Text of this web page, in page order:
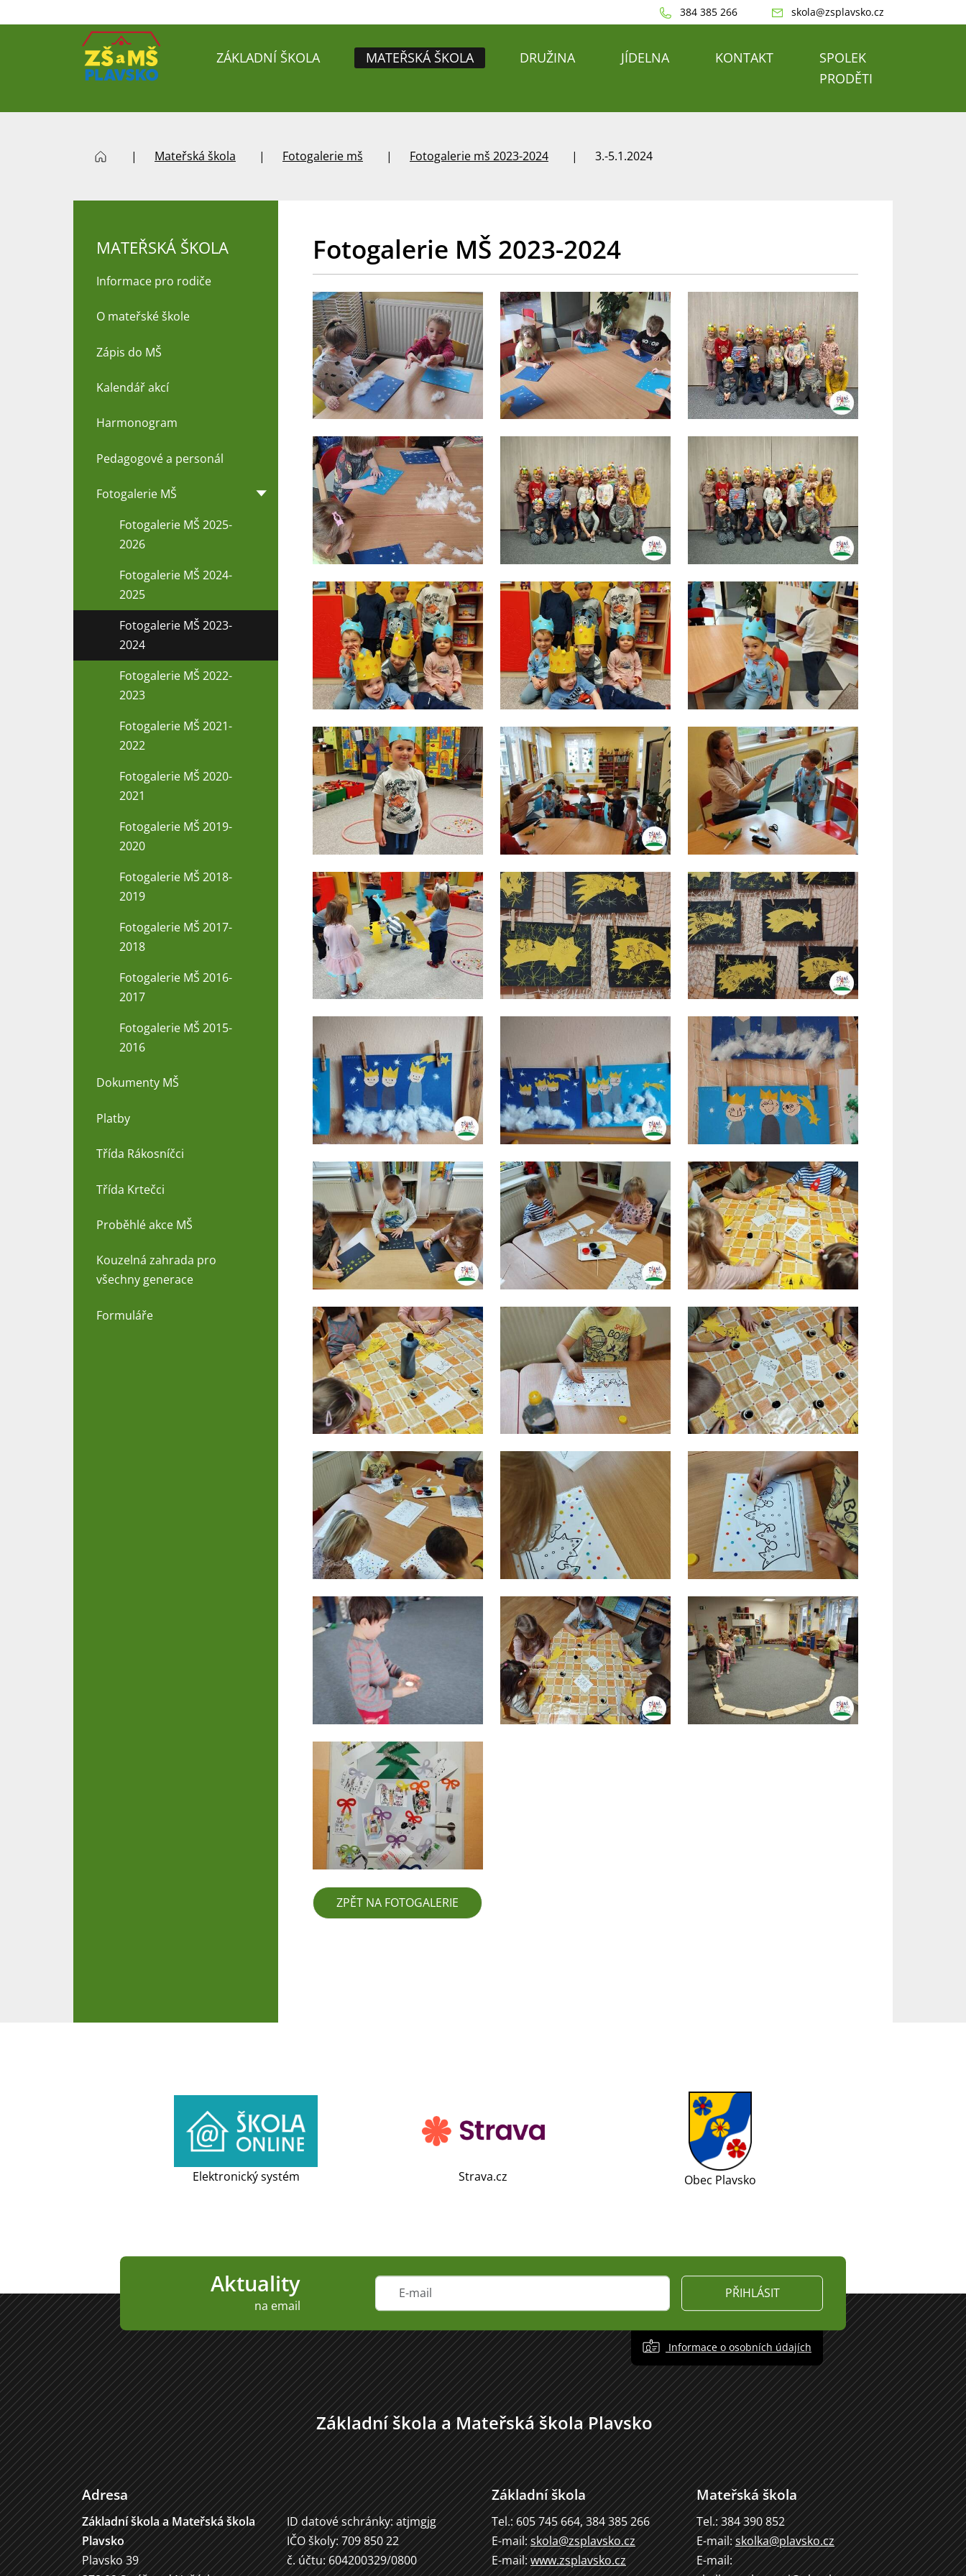
384 385 266 skola@zsplavsko.cz
ZÁKLADNÍ ŠKOLA MATEŘSKÁ ŠKOLA DRUŽINA JÍDELNA KONTAKT
SPOLEK
PRODĚTI
Mateřská škola Fotogalerie mš Fotogalerie mš 2023-2024 3.-5.1.2024
Fotogalerie MŠ 2023-2024
ZPĚT NA FOTOGALERIE
MATEŘSKÁ ŠKOLA
Informace pro rodiče
O mateřské škole
Zápis do MŠ
Kalendář akcí
Harmonogram
Pedagogové a personál
Fotogalerie MŠ
Fotogalerie MŠ 2025-
2026
Fotogalerie MŠ 2024-
2025
Fotogalerie MŠ 2023-
2024
Fotogalerie MŠ 2022-
2023
Fotogalerie MŠ 2021-
2022
Fotogalerie MŠ 2020-
2021
Fotogalerie MŠ 2019-
2020
Fotogalerie MŠ 2018-
2019
Fotogalerie MŠ 2017-
2018
Fotogalerie MŠ 2016-
2017
Fotogalerie MŠ 2015-
2016
Dokumenty MŠ
Platby
Třída Rákosníčci
Třída Krtečci
Proběhlé akce MŠ
Kouzelná zahrada pro
všechny generace
Formuláře
Elektronický systém Strava.cz Obec Plavsko
Aktuality
na email
PŘIHLÁSIT
Informace o osobních údajích
Základní škola a Mateřská škola Plavsko
Adresa
Základní škola a Mateřská škola
Plavsko
Plavsko 39
ID datové schránky: atjmgjg
IČO školy: 709 850 22
č. účtu: 604200329/0800
Základní škola
Tel.: 605 745 664, 384 385 266
E-mail: skola@zsplavsko.cz
E-mail: www.zsplavsko.cz
Mateřská škola
Tel.: 384 390 852
E-mail: skolka@plavsko.cz
E-mail: